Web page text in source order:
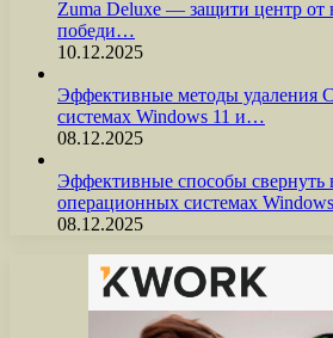
Zuma Deluxe — защити центр от
победи…
10.12.2025
Эффективные методы удаления
системах Windows 11 и…
08.12.2025
Эффективные способы свернуть
операционных системах
08.12.2025